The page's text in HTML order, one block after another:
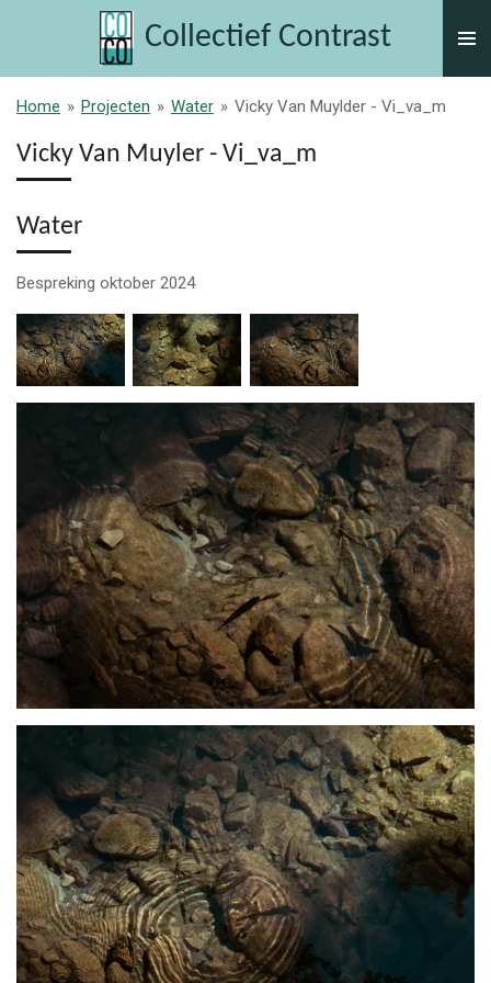
naar
de
Collectief Contrast
Home » Projecten » Water » Vicky Van Muylder - Vi_va_m
Vicky Van Muyler - Vi_va_m
Water
Bespreking oktober 2024